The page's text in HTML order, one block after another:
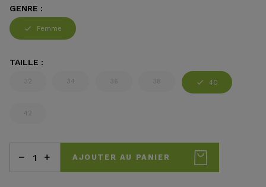
GENRE :
Femme
TAILLE :
32 34 36 38 40
42
AJOUTER AU PANIER